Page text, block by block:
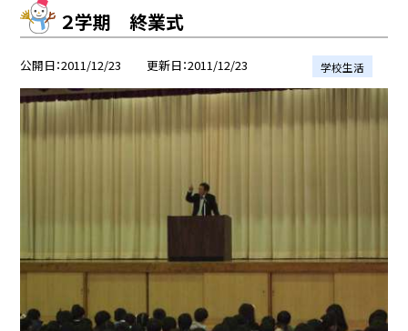
２学期 終業式
公開日 2011/12/23 更新日 2011/12/23 学校生活